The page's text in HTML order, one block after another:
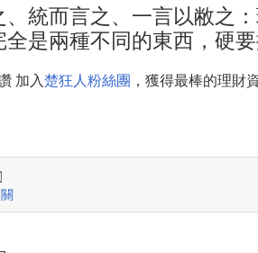
、統而言之、一言以敝之
全是兩種不同的東西，硬
加入楚狂人粉絲團 ，獲得最棒的理財